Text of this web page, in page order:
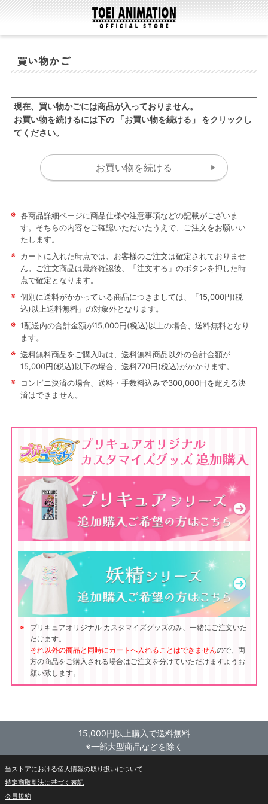
買い物かご
現在、買い物かごには商品が入っておりません。
お買い物を続けるには下の 「お買い物を続ける」 をクリックし
てください。
※ 各商品詳細ページに商品仕様や注意事項などの記載がございま
す。そちらの内容をご確認いただいたうえで、ご注文をお願いい
たします。
※ カートに入れた時点では、お客様のご注文は確定されておりませ
ん。ご注文商品は最終確認後、「注文する」のボタンを押した時
点で確定となります。
※ 個別に送料がかかっている商品につきましては、「15,000円(税
込)以上送料無料」の対象外となります。
※ 1配送内の合計金額が15,000円(税込)以上の場合、送料無料となり
ます。
※ 送料無料商品をご購入時は、送料無料商品以外の合計金額が
15,000円(税込)以下の場合、送料770円(税込)がかかります。
※
コンビニ決済の場合、送料・手数料込みで300,000円を超える決
済はできません。
プリキュアオリジナル カスタマイズグッズのみ、一緒にご注文いた
だけます。
それ以外の商品と同時にカートへ入れることはできませんので、両
方の商品をご購入される場合はご注文を分けていただけますようお
願い致します。
15,000円以上購入で送料無料
※一部大型商品などを除く
当ストアにおける個人情報の取り扱いについて
特定商取引法に基づく表記
会員規約